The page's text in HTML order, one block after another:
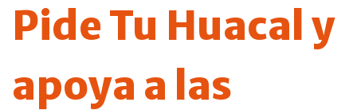
Pide Tu Huacal y
apoya a las